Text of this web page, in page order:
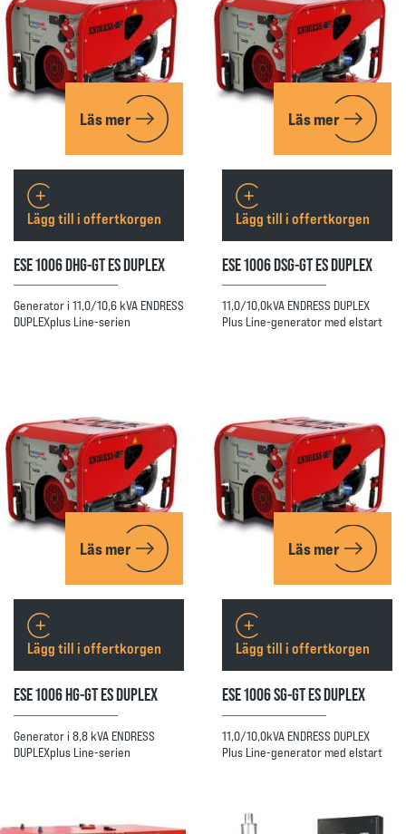
Läs mer
ESE 1006 DHG-GT ES DUPLEX
Generator i 11,0/10,6 kVA ENDRESS
DUPLEXplus Line-serien
Lägg till i offertkorgen
Läs mer
ESE 1006 DSG-GT ES DUPLEX
11,0/10,0kVA ENDRESS DUPLEX
Plus Line-generator med elstart
Lägg till i offertkorgen
Läs mer
ESE 1006 HG-GT ES DUPLEX
Generator i 8,8 kVA ENDRESS
DUPLEXplus Line-serien
Lägg till i offertkorgen
Läs mer
ESE 1006 SG-GT ES DUPLEX
11,0/10,0kVA ENDRESS DUPLEX
Plus Line-generator med elstart
Lägg till i offertkorgen